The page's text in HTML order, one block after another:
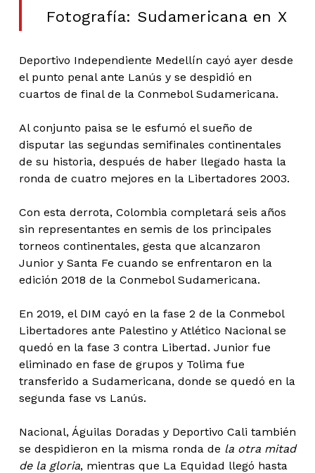
Fotografía: Sudamericana en X
Deportivo Independiente Medellín cayó ayer desde
el punto penal ante Lanús y se despidió en
cuartos de final de la Conmebol Sudamericana.
Al conjunto paisa se le esfumó el sueño de
disputar las segundas semifinales continentales
de su historia, después de haber llegado hasta la
ronda de cuatro mejores en la Libertadores 2003.
Con esta derrota, Colombia completará seis años
sin representantes en semis de los principales
torneos continentales, gesta que alcanzaron
Junior y Santa Fe cuando se enfrentaron en la
edición 2018 de la Conmebol Sudamericana.
En 2019, el DIM cayó en la fase 2 de la Conmebol
Libertadores ante Palestino y Atlético Nacional se
quedó en la fase 3 contra Libertad. Junior fue
eliminado en fase de grupos y Tolima fue
transferido a Sudamericana, donde se quedó en la
segunda fase vs Lanús.
Nacional, Águilas Doradas y Deportivo Cali también
se despidieron en la misma ronda de la otra mitad
de la gloria, mientras que La Equidad llegó hasta